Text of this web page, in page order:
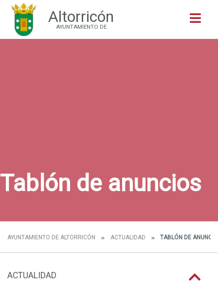
Altorricón
AYUNTAMIENTO DE
Tablón de anuncios
AYUNTAMIENTO DE ALTORRICÓN ACTUALIDAD TABLÓN DE
ACTUALIDAD